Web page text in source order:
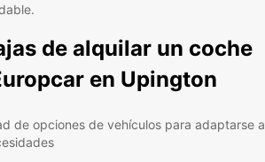
de alquilar un coche
en Upington
de opciones de vehículos para adaptarse a